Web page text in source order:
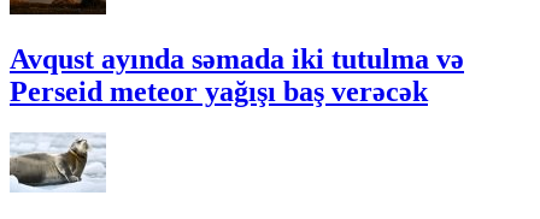
Avqust ayında səmada iki tutulma və
Perseid meteor yağışı baş verəcək